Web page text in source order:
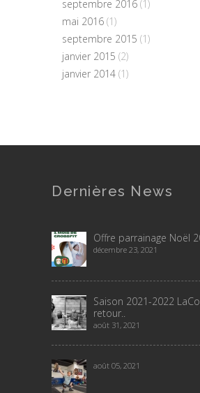
septembre 2016 (1)
mai 2016 (1)
septembre 2015 (1)
janvier 2015 (2)
janvier 2014 (1)
Dernières News
Offre parrainage Noël
décembre 23, 2021
Saison 2021-2022
retour..
août 31, 2021
août 05, 2021